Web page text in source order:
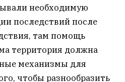
необходимую
последствий после
там помощь
территория должна
механизмы для
чтобы разнообразить